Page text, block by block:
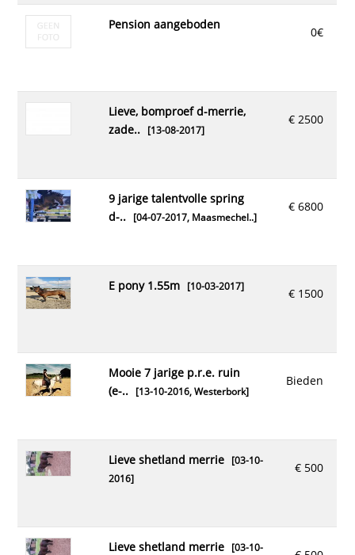
0€
pension aangeboden
€ 2500
lieve, bomproef d-merrie,
zade..[13-08-2017]
€ 6800
9 jarige talentvolle spring
d-..[04-07-2017, Maasmechel..]
€ 1500
e pony 1.55m[10-03-2017]
Bieden
mooie 7 jarige p.r.e. ruin
(e-..[13-10-2016, Westerbork]
€ 500
lieve shetland merrie[03-10-
2016]
lieve shetland merrie[03-10-